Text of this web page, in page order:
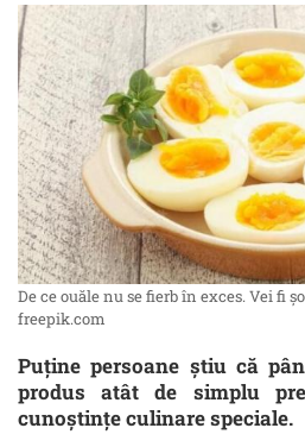
De ce ouăle nu se fierb în exces. Vei fi
freepik.com
Puține persoane știu că
produs atât de simplu
cunoștințe culinare speciale.